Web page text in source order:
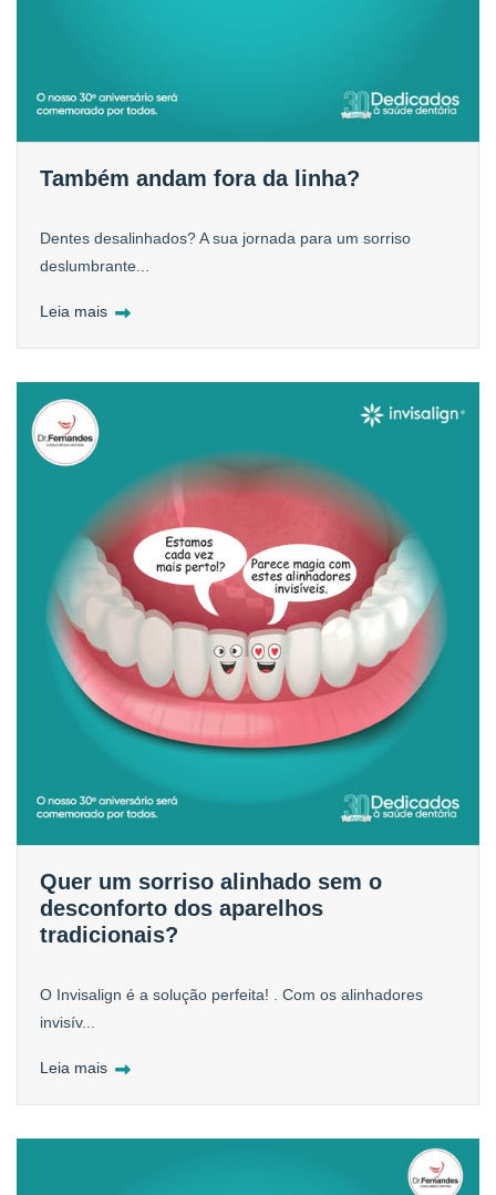
Também andam fora da linha?
Dentes desalinhados? A sua jornada para um sorriso
deslumbrante...
Leia mais
Quer um sorriso alinhado sem o
desconforto dos aparelhos
tradicionais?
O Invisalign é a solução perfeita! . Com os alinhadores
invisív...
Leia mais